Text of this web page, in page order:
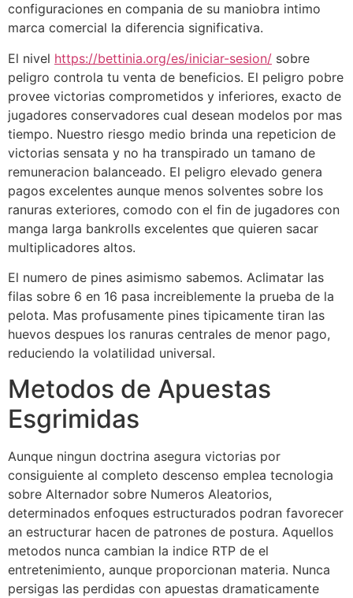
configuraciones en compania de su maniobra intimo
marca comercial la diferencia significativa.
El nivel https://bettinia.org/es/iniciar-sesion/ sobre
peligro controla tu venta de beneficios. El peligro pobre
provee victorias comprometidos y inferiores, exacto de
jugadores conservadores cual desean modelos por mas
tiempo. Nuestro riesgo medio brinda una repeticion de
victorias sensata y no ha transpirado un tamano de
remuneracion balanceado. El peligro elevado genera
pagos excelentes aunque menos solventes sobre los
ranuras exteriores, comodo con el fin de jugadores con
manga larga bankrolls excelentes que quieren sacar
multiplicadores altos.
El numero de pines asimismo sabemos. Aclimatar las
filas sobre 6 en 16 pasa increiblemente la prueba de la
pelota. Mas profusamente pines tipicamente tiran las
huevos despues los ranuras centrales de menor pago,
reduciendo la volatilidad universal.
Metodos de Apuestas
Esgrimidas
Aunque ningun doctrina asegura victorias por
consiguiente al completo descenso emplea tecnologia
sobre Alternador sobre Numeros Aleatorios,
determinados enfoques estructurados podran favorecer
an estructurar hacen de patrones de postura. Aquellos
metodos nunca cambian la indice RTP de el
entretenimiento, aunque proporcionan materia. Nunca
persigas las perdidas con apuestas dramaticamente